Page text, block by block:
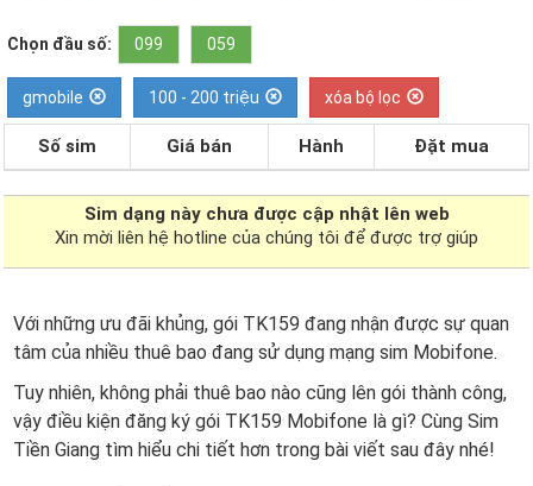
Chọn đầu số: 099 059
gmobile 100 - 200 triệu xóa bộ lọc
Số sim Giá bán Hành Đặt mua
Sim dạng này chưa được cập nhật lên web
Xin mời liên hệ hotline của chúng tôi để được trợ giúp
Với những ưu đãi khủng, gói TK159 đang nhận được sự quan
tâm của nhiều thuê bao đang sử dụng mạng sim Mobifone.
Tuy nhiên, không phải thuê bao nào cũng lên gói thành công,
vậy điều kiện đăng ký gói TK159 Mobifone là gì? Cùng Sim
Tiền Giang tìm hiểu chi tiết hơn trong bài viết sau đây nhé!